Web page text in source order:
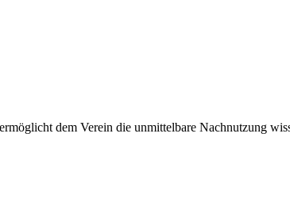
dem Verein die unmittelbare Nachnutzung